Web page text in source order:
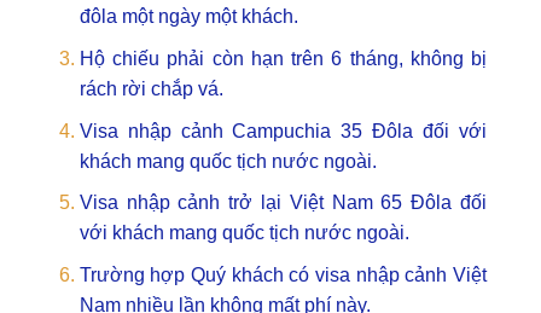
đôla một ngày một khách.
Hộ chiếu phải còn hạn trên 6 tháng, không bị
rách rời chắp vá.
Visa nhập cảnh Campuchia 35 Đôla đối với
khách mang quốc tịch nước ngoài.
Visa nhập cảnh trở lại Việt Nam 65 Đôla đối
với khách mang quốc tịch nước ngoài.
Trường hợp Quý khách có visa nhập cảnh Việt
Nam nhiều lần không mất phí này.